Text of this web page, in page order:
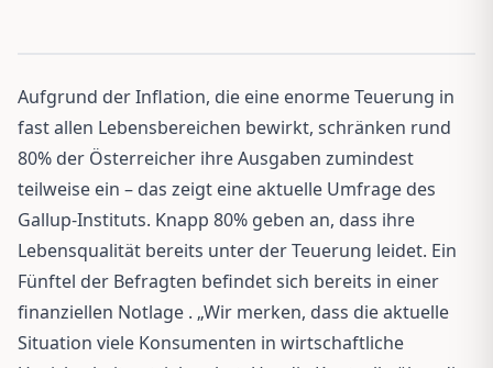
Aufgrund der Inflation, die eine enorme Teuerung in
fast allen Lebensbereichen bewirkt, schränken rund
80% der Österreicher ihre Ausgaben zumindest
teilweise ein – das zeigt eine aktuelle Umfrage des
Gallup-Instituts. Knapp 80% geben an, dass ihre
Lebensqualität bereits unter der Teuerung leidet. Ein
Fünftel der Befragten befindet sich bereits in einer
finanziellen Notlage . „Wir merken, dass die aktuelle
Situation viele Konsumenten in wirtschaftliche